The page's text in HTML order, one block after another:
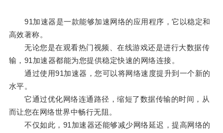
91加速器是一款能够加速网络的应用程序，它以稳定和
高效著称。
无论您是在观看热门视频、在线游戏还是进行大数据传
输，91加速器都能为您提供稳定快速的网络连接。
通过使用91加速器，您可以将网络速度提升到一个新的
水平。
它通过优化网络连通路径，缩短了数据传输的时间，从
而让您在网络世界中畅行无阻。
不仅如此，91加速器还能够减少网络延迟，提高网络的